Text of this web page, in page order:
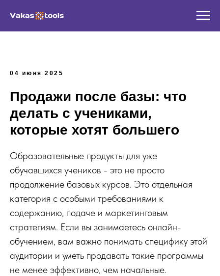
04 июня 2025
Продажи после базы: что
делать с учениками,
которые хотят большего
Образовательные продукты для уже
обучавшихся учеников - это не просто
продолжение базовых курсов. Это отдельная
категория с особыми требованиями к
содержанию, подаче и маркетинговым
стратегиям. Если вы занимаетесь онлайн-
обучением, вам важно понимать специфику этой
аудитории и уметь продавать такие программы
не менее эффективно, чем начальные.